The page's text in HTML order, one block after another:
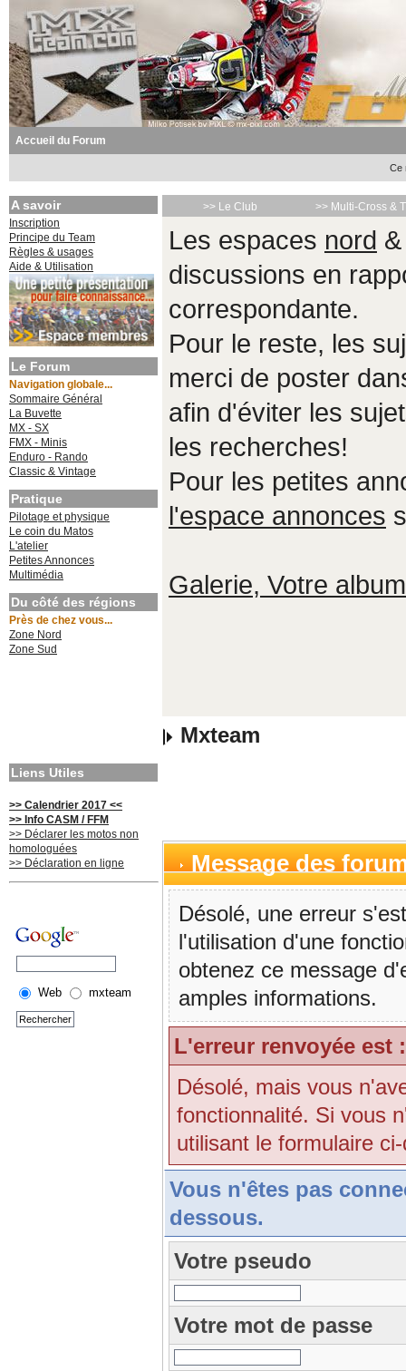
Accueil du Forum
Ce
A savoir
Inscription
Principe du Team
Règles & usages
Aide & Utilisation
Le Forum
Navigation globale...
Sommaire Général
La Buvette
MX - SX
FMX - Minis
Enduro - Rando
Classic & Vintage
Pratique
Pilotage et physique
Le coin du Matos
L'atelier
Petites Annonces
Multimédia
Du côté des régions
Près de chez vous...
Zone Nord
Zone Sud
Liens Utiles
>> Calendrier 2017 <<
>> Info CASM / FFM
>> Déclarer les motos non
homologuées
>> Déclaration en ligne
Web mxteam
>> Le Club >> Multi-Cross &
Les espaces nord
discussions en
correspondante.
Pour le reste, les
merci de poster
afin d'éviter les
les recherches!
Pour les petites
l'espace annonces
Galerie, Votre
Mxteam
Message des
Désolé, une erreur
l'utilisation d'une
obtenez ce message
amples informations.
L'erreur renvoyée est :
Désolé, mais vous
fonctionnalité. Si vous
utilisant le formulaire
Vous n'êtes pas
dessous.
Votre pseudo
Votre mot de passe